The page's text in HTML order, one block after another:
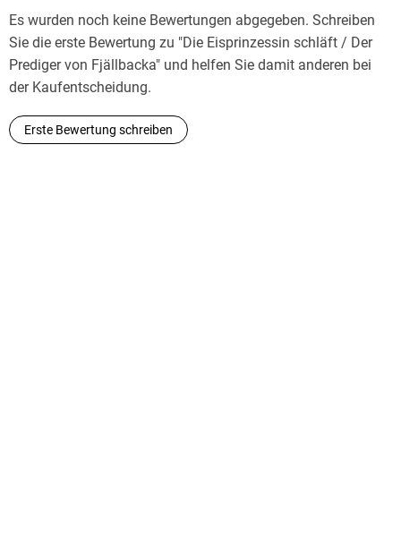
Es wurden noch keine Bewertungen abgegeben. Schreiben
Sie die erste Bewertung zu "Die Eisprinzessin schläft / Der
Prediger von Fjällbacka" und helfen Sie damit anderen bei
der Kaufentscheidung.
Erste Bewertung schreiben